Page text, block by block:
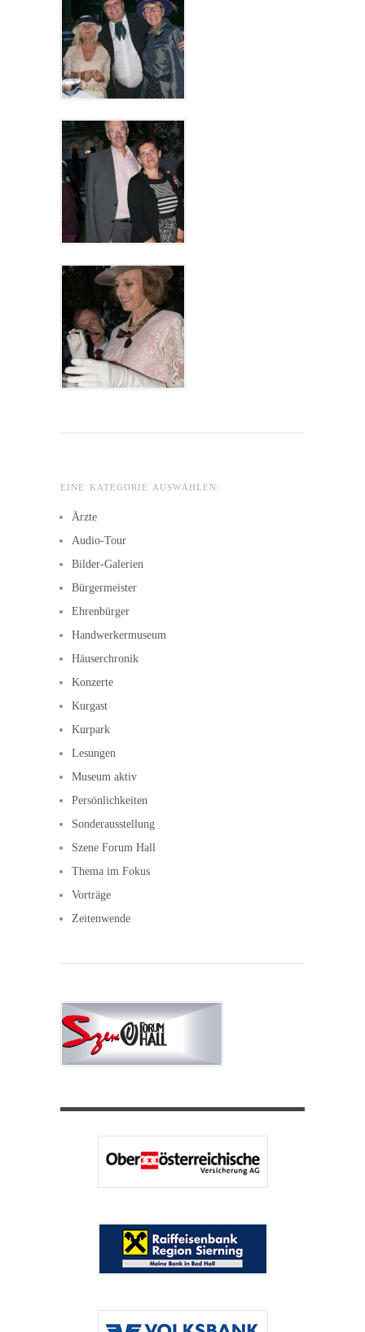
EINE KATEGORIE AUSWÄHLEN:
Ärzte
Audio-Tour
Bilder-Galerien
Bürgermeister
Ehrenbürger
Handwerkermuseum
Häuserchronik
Konzerte
Kurgast
Kurpark
Lesungen
Museum aktiv
Persönlichkeiten
Sonderausstellung
Szene Forum Hall
Thema im Fokus
Vorträge
Zeitenwende